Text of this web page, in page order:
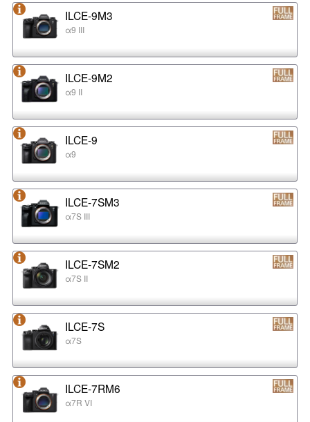
ILCE-9M3
α9 III
ILCE-9M2
α9 II
ILCE-9
α9
ILCE-7SM3
α7S III
ILCE-7SM2
α7S II
ILCE-7S
α7S
ILCE-7RM6
α7R VI